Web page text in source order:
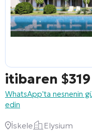
itibaren $
WhatsApp'ta nesnenin
edin
İskele Elysium